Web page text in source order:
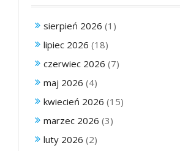
sierpień 2026 (1)
lipiec 2026 (18)
czerwiec 2026 (7)
maj 2026 (4)
kwiecień 2026 (15)
marzec 2026 (3)
luty 2026 (2)